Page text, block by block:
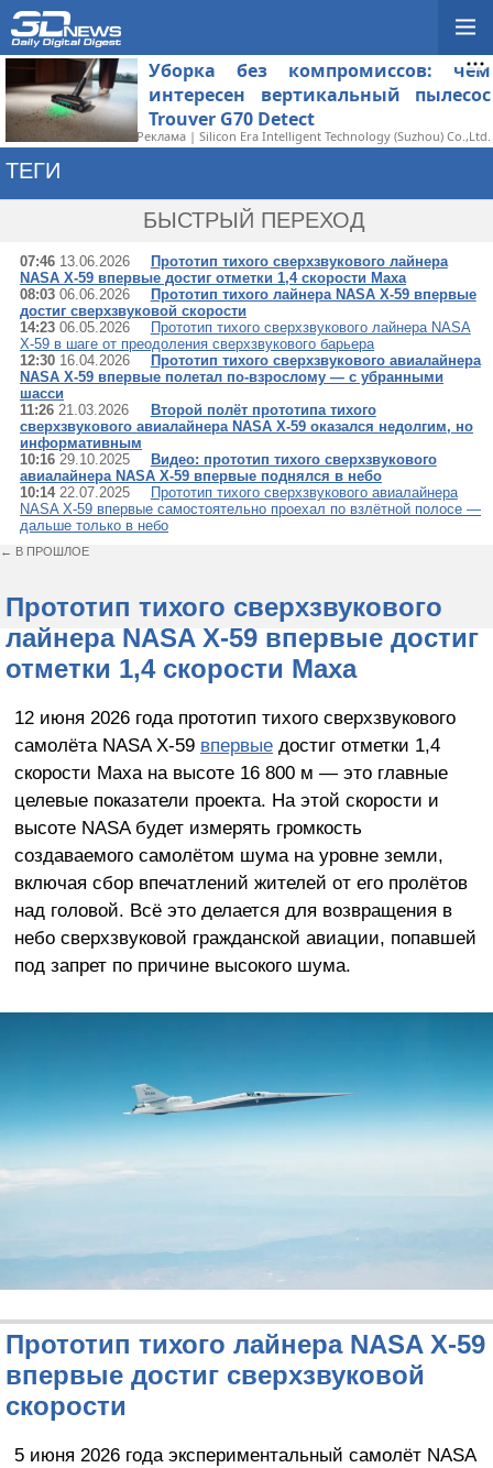
Уборка без компромиссов: чем
интересен вертикальный пылесос
Trouver G70 Detect
Реклама | Silicon Era Intelligent Technology (Suzhou) Co.,Ltd.
ТЕГИ
БЫСТРЫЙ ПЕРЕХОД
07:46 13.06.2026
Прототип тихого сверхзвукового лайнера
NASA X-59 впервые достиг отметки 1,4 скорости Маха
08:03 06.06.2026
Прототип тихого лайнера NASA X-59 впервые
достиг сверхзвуковой скорости
14:23 06.05.2026
Прототип тихого сверхзвукового лайнера NASA
X-59 в шаге от преодоления сверхзвукового барьера
12:30 16.04.2026
Прототип тихого сверхзвукового авиалайнера
NASA X-59 впервые полетал по-взрослому — с убранными
шасси
11:26 21.03.2026
Второй полёт прототипа тихого
сверхзвукового авиалайнера NASA X-59 оказался недолгим, но
информативным
10:16 29.10.2025
Видео: прототип тихого сверхзвукового
авиалайнера NASA X-59 впервые поднялся в небо
10:1422.07.2025
Прототип тихого сверхзвукового авиалайнера
NASA X-59 впервые самостоятельно проехал по взлётной полосе —
дальше только в небо
← В ПРОШЛОЕ
Прототип тихого сверхзвукового
лайнера NASA X-59 впервые достиг
отметки 1,4 скорости Маха
12 июня 2026 года прототип тихого сверхзвукового
самолёта NASA X-59 впервыедостиг отметки 1,4
скорости Маха на высоте 16 800 м — это главные
целевые показатели проекта. На этой скорости и
высоте NASA будет измерять громкость
создаваемого самолётом шума на уровне земли,
включая сбор впечатлений жителей от его пролётов
над головой. Всё это делается для возвращения в
небо сверхзвуковой гражданской авиации, попавшей
под запрет по причине высокого шума.
Прототип тихого лайнера NASA X-59
впервые достиг сверхзвуковой
скорости
5 июня 2026 года экспериментальный самолёт NASA